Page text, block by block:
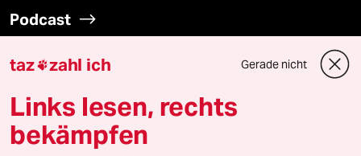
Podcast
bundestalk
fernverbindung
klima update°
taz zahl ich Gerade nicht
Links lesen, rechts
bekämpfen